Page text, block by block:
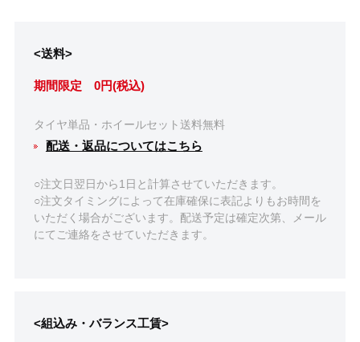
<送料>
期間限定 0円(税込)
タイヤ単品・ホイールセット送料無料
配送・返品についてはこちら
○注文日翌日から1日と計算させていただきます。
○注文タイミングによって在庫確保に表記よりもお時間を
いただく場合がございます。配送予定は確定次第、メール
にてご連絡をさせていただきます。
<組込み・バランス工賃>